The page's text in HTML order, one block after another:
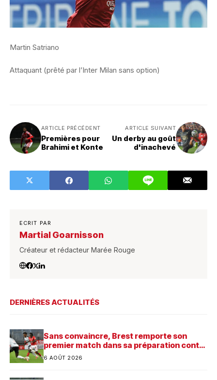
Martin Satriano
Attaquant (prêté par l’Inter Milan sans option)
ARTICLE PRÉCÉDENT
Premières pour
Brahimi et Konte
ARTICLE SUIVANT
Un derby au goût
d'inachevé
ECRIT PAR
Martial Goarnisson
Créateur et rédacteur Marée Rouge
DERNIÈRES ACTUALITÉS
Sans convaincre, Brest remporte son
premier match dans sa préparation contre
Saint-Brieuc
6 AOÛT 2026